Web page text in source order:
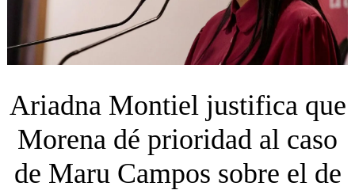
Ariadna Montiel justifica que
Morena dé prioridad al caso
de Maru Campos sobre el de